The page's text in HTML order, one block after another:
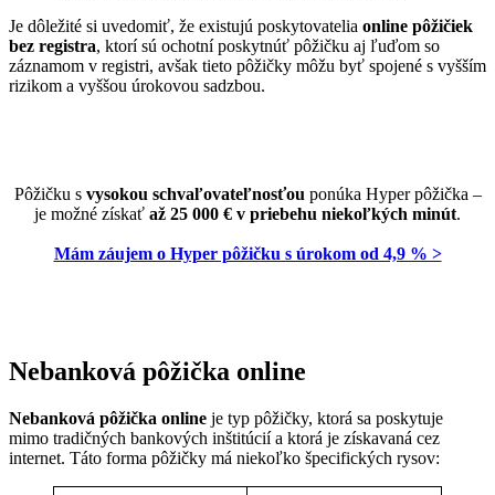
Je dôležité si uvedomiť, že existujú poskytovatelia online pôžičiek
bez registra, ktorí sú ochotní poskytnúť pôžičku aj ľuďom so
záznamom v registri, avšak tieto pôžičky môžu byť spojené s vyšším
rizikom a vyššou úrokovou sadzbou.
Pôžičku s vysokou schvaľovateľnosťouponúka Hyper pôžička –
je možné získať až 25 000 € v priebehu niekoľkých minút.
Mám záujem o Hyper pôžičku s úrokom od 4,9 % >
Nebanková pôžička online
Nebanková pôžička online je typ pôžičky, ktorá sa poskytuje
mimo tradičných bankových inštitúcií a ktorá je získavaná cez
internet. Táto forma pôžičky má niekoľko špecifických rysov: